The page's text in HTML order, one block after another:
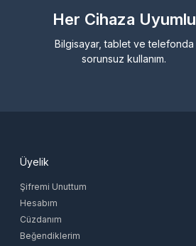
Her Cihaza Uyumlu
Bilgisayar, tablet ve telefonda
sorunsuz kullanım.
Üyelik
Şifremi Unuttum
Hesabım
Cüzdanım
Beğendiklerim